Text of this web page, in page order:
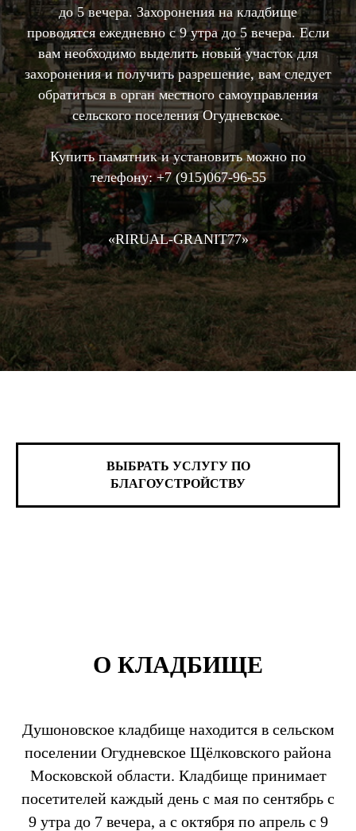
до 5 вечера. Захоронения на кладбище
проводятся ежедневно с 9 утра до 5 вечера. Если
вам необходимо выделить новый участок для
захоронения и получить разрешение, вам следует
обратиться в орган местного самоуправления
сельского поселения Огудневское.
Купить памятник и установить можно по
телефону:+7 (915)067-96-55
«RIRUAL-GRANIT77»
ВЫБРАТЬ УСЛУГУ ПО
БЛАГОУСТРОЙСТВУ
О КЛАДБИЩЕ
Душоновское кладбище находится в сельском
поселении Огудневское Щёлковского района
Московской области. Кладбище принимает
посетителей каждый день с мая по сентябрь с
9 утра до 7 вечера, а с октября по апрель с 9